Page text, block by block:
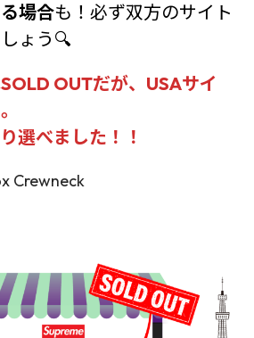
場合も！必ず双方のサイト
ょう🔍
OUTだが、USAサイ
選べました！！
Crewneck